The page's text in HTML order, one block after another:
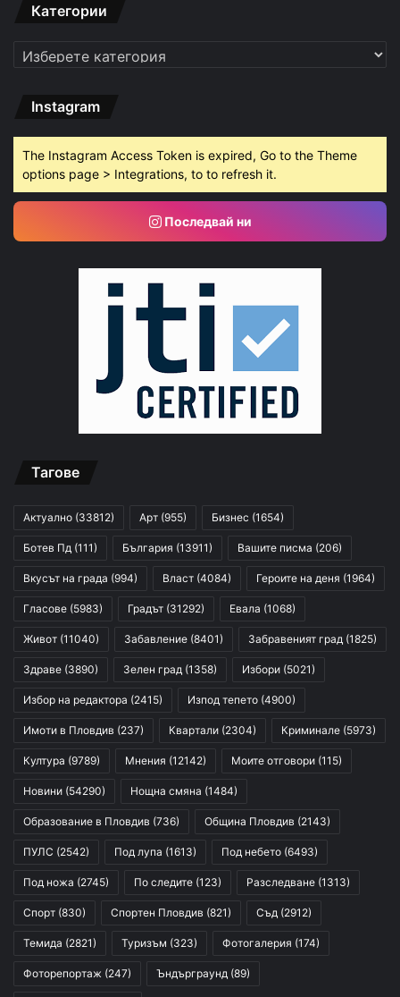
Категории
Категории
Instagram
The Instagram Access Token is expired, Go to the Theme
options page > Integrations, to to refresh it.
Последвай ни
Тагове
Актуално (33812) Арт (955) Бизнес (1654)
Ботев Пд (111) България (13911) Вашите писма (206)
Вкусът на града (994) Власт (4084) Героите на деня (1964)
Гласове (5983) Градът (31292) Евала (1068)
Живот (11040) Забавление (8401) Забравеният град (1825)
Здраве (3890) Зелен град (1358) Избори (5021)
Избор на редактора (2415) Изпод тепето (4900)
Имоти в Пловдив (237) Квартали (2304) Криминале (5973)
Култура (9789) Мнения (12142) Моите отговори (115)
Новини (54290) Нощна смяна (1484)
Образование в Пловдив (736) Община Пловдив (2143)
ПУЛС (2542) Под лупа (1613) Под небето (6493)
Под ножа (2745) По следите (123) Разследване (1313)
Спорт (830) Спортен Пловдив (821) Съд (2912)
Темида (2821) Туризъм (323) Фотогалерия (174)
Фоторепортаж (247) Ъндърграунд (89)